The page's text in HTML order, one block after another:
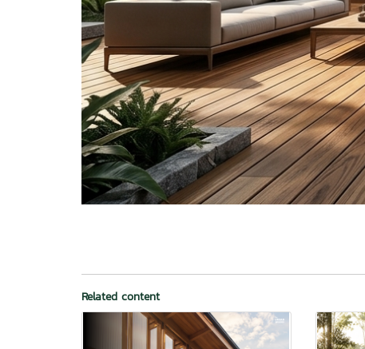
Related content